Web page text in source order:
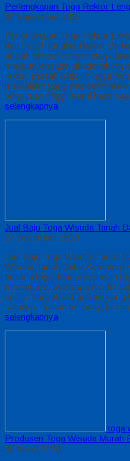
Perlengkapan Toga Rektor
20 September 2025
Perlengkapan Toga Rektor
dan Fedel Tongkat Rektor
adalah simbol kehormatan
maupun kegiatan akademik
rektor, medali rektor, hingga
mendalam yang
perguruan tinggi. Kami hadir
selengkapnya
Jual Baju Toga Wisuda Tanah
27 Desember 2020
Jual Baju Toga Wisuda Tanah
Wisuda Tanah Datar Sumatera
busana toga. terima pesanan
mempunyai beberapa model
sekian banyak bahan/kain
satunya : bahan bestway,
selengkapnya
toga
Produsen Toga Wisuda Murah
28 Maret 2026